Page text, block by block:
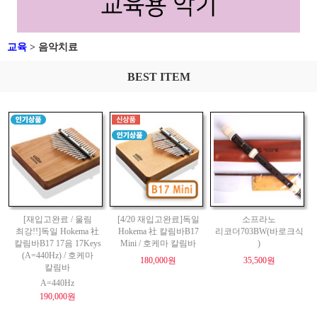
교육 > 음악치료
BEST ITEM
[재입고완료 / 울림
최강!!]독일 Hokema 社
칼림바B17 17음 17Keys
(A=440Hz) / 호케마
칼림바
A=440Hz
190,000원
[4/20 재입고완료]독일
Hokema 社 칼림바B17
Mini / 호케마 칼림바
180,000원
소프라노
리코더703BW(바로크식
)
35,500원